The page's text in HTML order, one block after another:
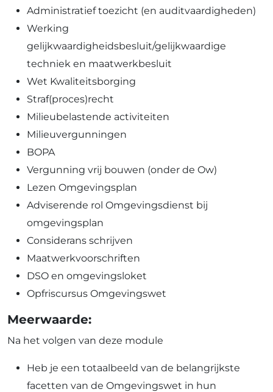
Administratief toezicht (en auditvaardigheden)
Werking
gelijkwaardigheidsbesluit/gelijkwaardige
techniek en maatwerkbesluit
Wet Kwaliteitsborging
Straf(proces)recht
Milieubelastende activiteiten
Milieuvergunningen
BOPA
Vergunning vrij bouwen (onder de Ow)
Lezen Omgevingsplan
Adviserende rol Omgevingsdienst bij
omgevingsplan
Considerans schrijven
Maatwerkvoorschriften
DSO en omgevingsloket
Opfriscursus Omgevingswet
Meerwaarde:
Na het volgen van deze module
Heb je een totaalbeeld van de belangrijkste
facetten van de Omgevingswet in hun